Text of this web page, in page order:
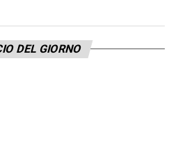
DEL GIORNO